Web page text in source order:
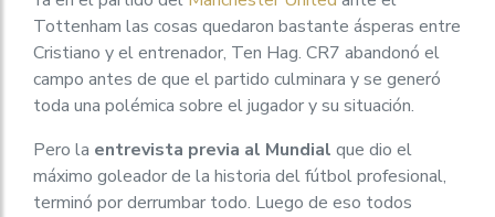
Tottenham las cosas quedaron bastante ásperas entre
Cristiano y el entrenador, Ten Hag. CR7 abandonó el
campo antes de que el partido culminara y se generó
toda una polémica sobre el jugador y su situación.
Pero la entrevista previa al Mundial que dio el
máximo goleador de la historia del fútbol profesional,
terminó por derrumbar todo. Luego de eso todos